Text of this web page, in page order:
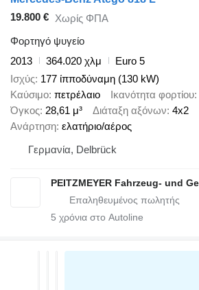
19.800 € Χωρίς ΦΠΑ
Φορτηγό ψυγείο
2013
364.020 χλμ
Euro 5
Ισχύς 177 ίπποδύναμη (130 kW)
Καύσιμο πετρέλαιο Ικανότητα φορτίου
Όγκος 28,61 μ³ Διάταξη αξόνων 4x2
Ανάρτηση ελατήριο/αέρος
Γερμανία, Delbrück
PEITZMEYER Fahrzeug- und
5 χρόνια στο Autoline